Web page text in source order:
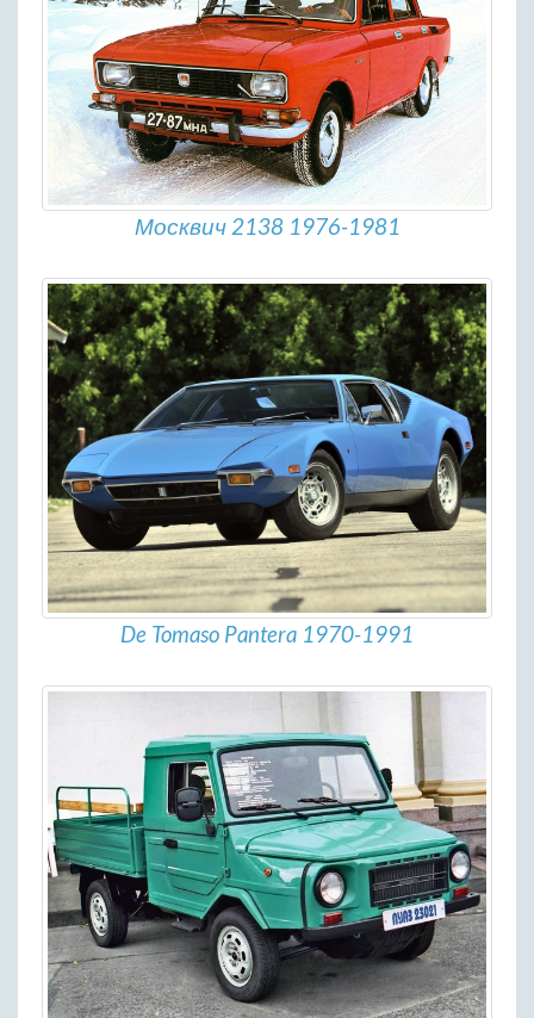
Москвич 2138 1976-1981
De Tomaso Pantera 1970-1991